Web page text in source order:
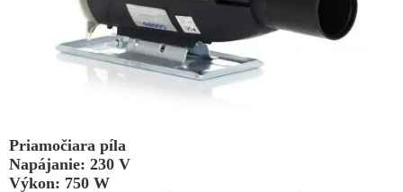
Priamočiara píla
Napájanie: 230 V
Výkon: 750 W